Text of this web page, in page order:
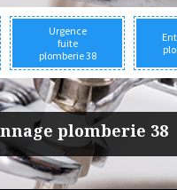
Urgence
fuite
plomberie 38
de plomberie 38